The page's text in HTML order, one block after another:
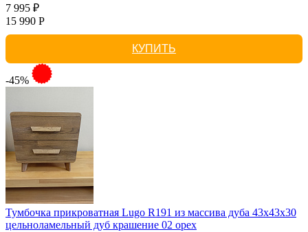
7 995 ₽
15 990 Р
КУПИТЬ
-45%
Тумбочка прикроватная Lugo R191 из массива дуба 43х43х30
цельноламельный дуб крашение 02 орех